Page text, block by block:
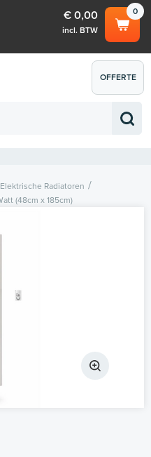
0
€ 0,00
incl. BTW
€ 0,00
OFFERTE
AANVRAGEN
Radiatoren
(48cm x 185cm)